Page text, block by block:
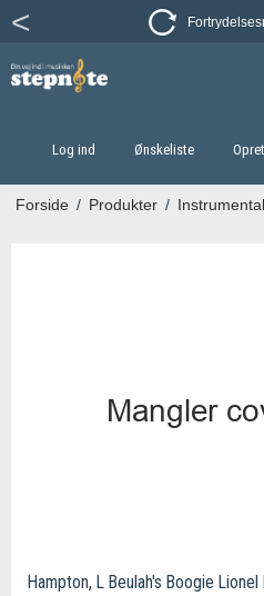
Log ind Ønskeliste
Forside / Produkter / Instrumental
Hampton, L Beulah's Boogie